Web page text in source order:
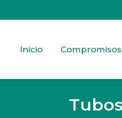
Inicio Compromisos